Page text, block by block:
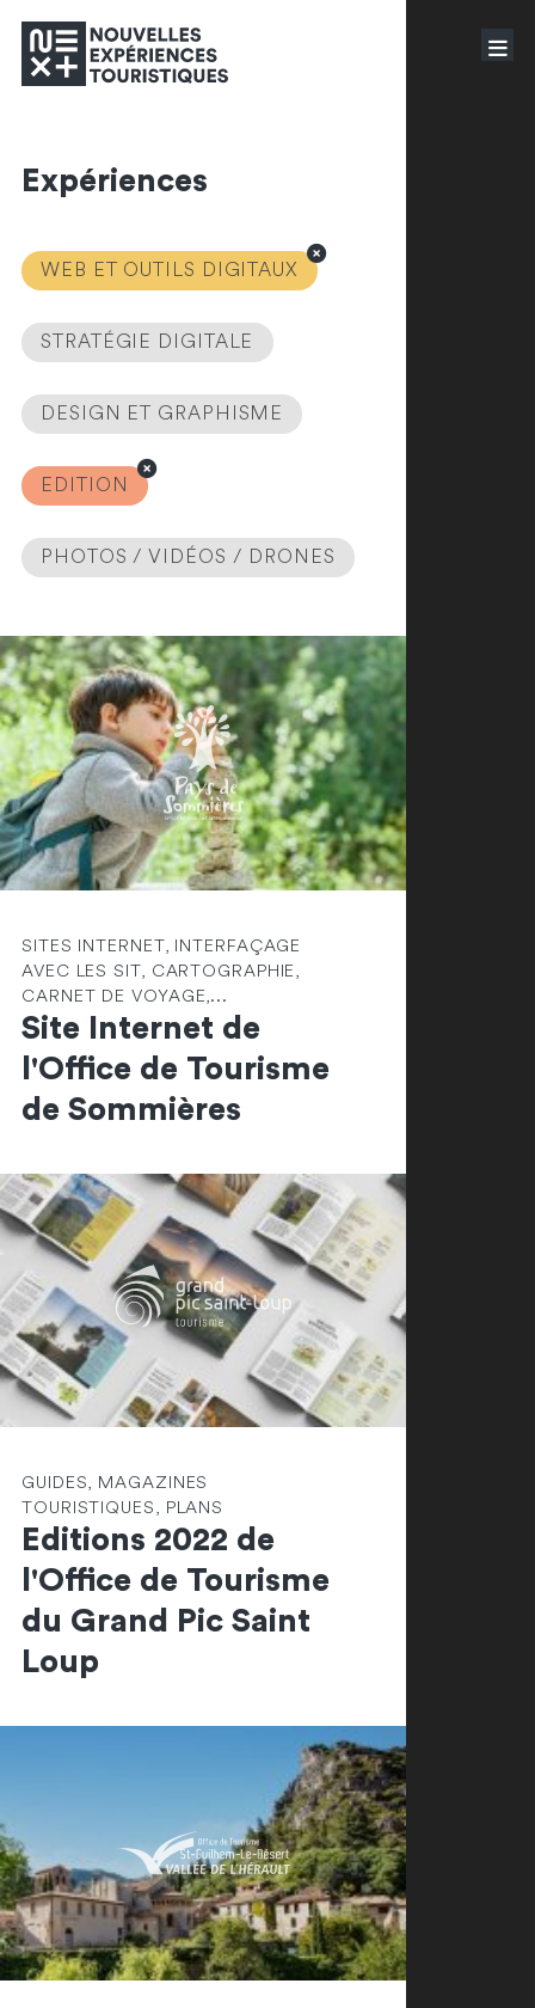
Expériences
WEB ET OUTILS DIGITAUX
STRATÉGIE DIGITALE
DESIGN ET GRAPHISME
EDITION
PHOTOS / VIDÉOS / DRONES
SITES INTERNET, INTERFAÇAGE
AVEC LES SIT, CARTOGRAPHIE,
CARNET DE VOYAGE,...
Site Internet de
l'Office de Tourisme
de Sommières
GUIDES, MAGAZINES
TOURISTIQUES, PLANS
Editions 2022 de
l'Office de Tourisme
du Grand Pic Saint
Loup